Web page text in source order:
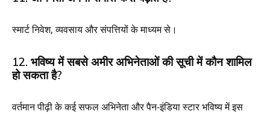
स्मार्ट निवेश, व्यवसाय और संपत्तियों के माध्यम से।
12. भविष्य में सबसे अमीर अभिनेताओं की सूची में कौन शामिल
हो सकता है?
वर्तमान पीढ़ी के कई सफल अभिनेता और पैन-इंडिया स्टार भविष्य में इस